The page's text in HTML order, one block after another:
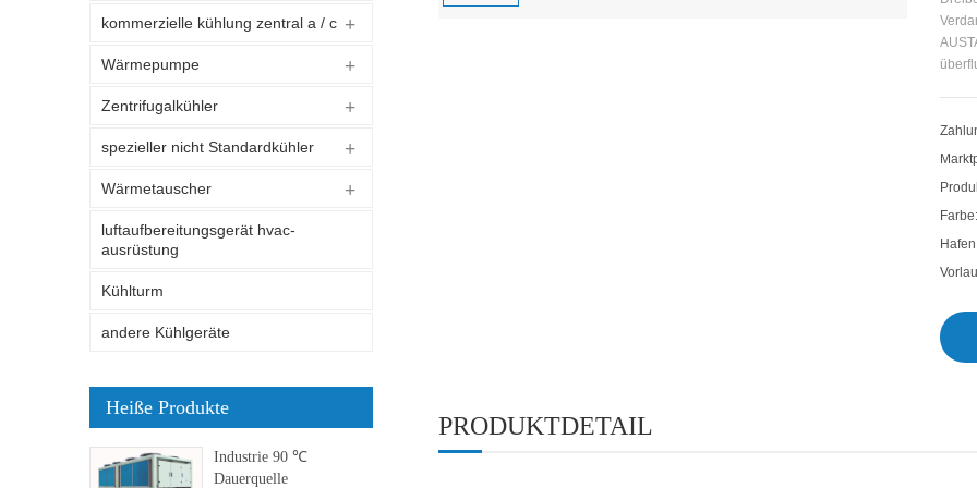
Farbe:
PRODUKTDETAIL
kommerzielle kühlung zentral a / c
Wärmepumpe
Zentrifugalkühler
spezieller nicht Standardkühler
Wärmetauscher
luftaufbereitungsgerät hvac-
ausrüstung
Kühlturm
andere Kühlgeräte
Heiße Produkte
Industrie 90 ℃
Dauerquelle